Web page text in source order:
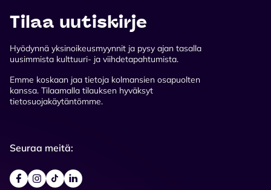
Tilaa uutiskirje
Hyödynnä yksinoikeusmyynnit ja pysy ajan tasalla
uusimmista kulttuuri- ja viihdetapahtumista.
Emme koskaan jaa tietoja kolmansien osapuolten
kanssa. Tilaamalla tilauksen hyväksyt
tietosuojakäytäntömme.
Seuraa meitä: